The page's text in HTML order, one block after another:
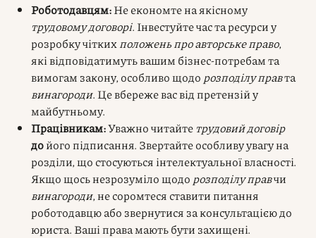
Роботодавцям:Не економте на якісному
трудовому договорі. Інвестуйте час та ресурси у
розробку чітких положень про авторське право,
які відповідатимуть вашим бізнес-потребам та
вимогам закону, особливо щодо розподілу правта
винагороди. Це вбереже вас від претензій у
майбутньому.
Працівникам:Уважно читайте трудовий договір
дойого підписання. Звертайте особливу увагу на
розділи, що стосуються інтелектуальної власності.
Якщо щось незрозуміло щодо розподілу правчи
винагороди, не соромтеся ставити питання
роботодавцю або звернутися за консультацією до
юриста. Ваші права мають бути захищені.